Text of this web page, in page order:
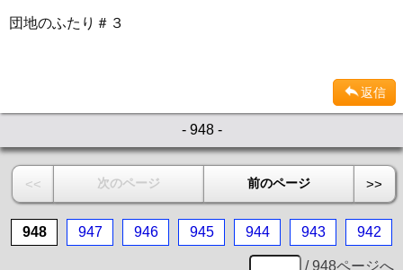
団地のふたり＃３
返信
- 948 -
<< 次のページ 前のページ >>
948 947 946 945 944 943 942
/ 948ページへ